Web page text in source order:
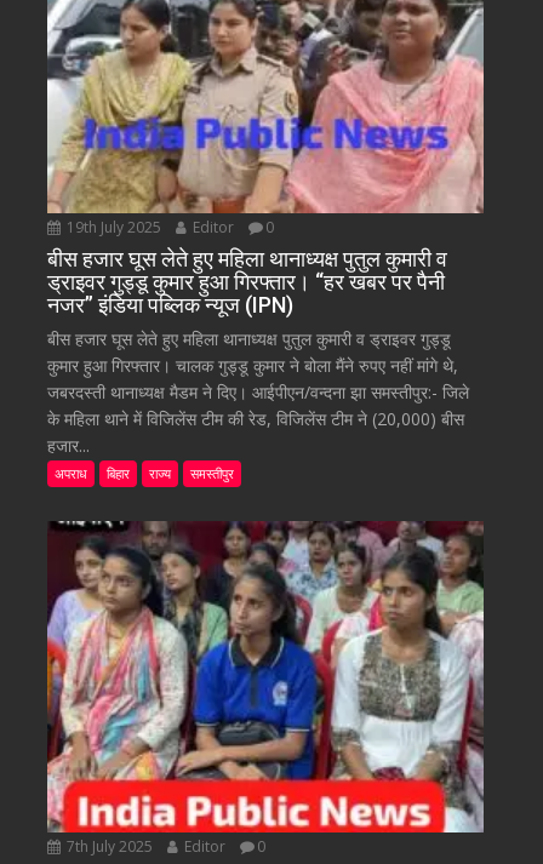
19th July 2025 Editor 0
बीस हजार घूस लेते हुए महिला थानाध्यक्ष पुतुल कुमारी व
ड्राइवर गुड्डू कुमार हुआ गिरफ्तार। “हर खबर पर पैनी
नजर” इंडिया पब्लिक न्यूज (IPN)
बीस हजार घूस लेते हुए महिला थानाध्यक्ष पुतुल कुमारी व ड्राइवर गुड्डू
कुमार हुआ गिरफ्तार। चालक गुड्डू कुमार ने बोला मैंने रुपए नहीं मांगे थे,
जबरदस्ती थानाध्यक्ष मैडम ने दिए। आईपीएन/वन्दना झा समस्तीपुर:- जिले
के महिला थाने में विजिलेंस टीम की रेड, विजिलेंस टीम ने (20,000) बीस
हजार...
अपराध बिहार राज्य समस्तीपुर
7th July 2025 Editor 0